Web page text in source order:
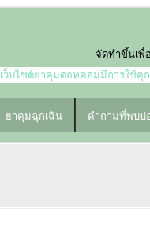
จัดทำขึ้นเพื่
เว็บไซต์ยาคุมดอทคอมมีการใช้คุก
ยาคุมฉุกเฉิน คำถามที่พบบ่